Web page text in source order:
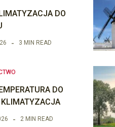
DO
3 MIN READ
DO
KLIMATYZACJA
2 MIN READ